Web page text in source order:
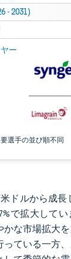
- 2031)
ー
選手の並び順不同
Intelligence。再利用
です。
ドルから成長
で拡大して
な市場拡大
ている一方